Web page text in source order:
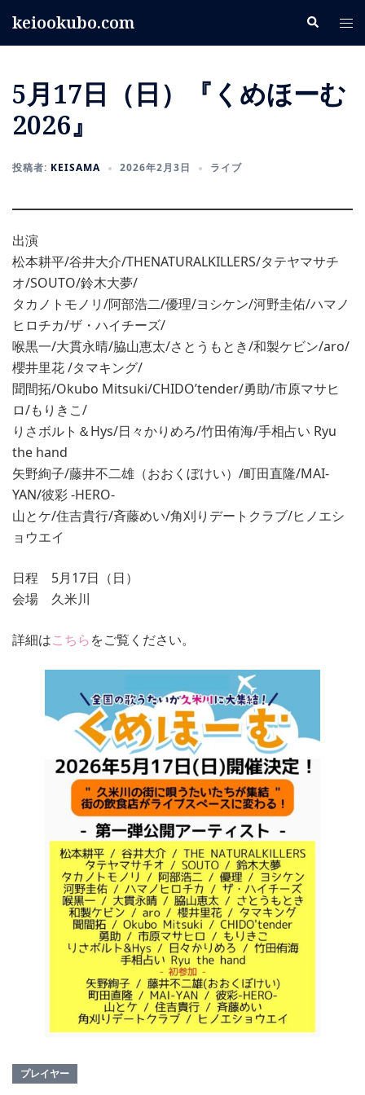
keiookubo.com 検
索
ト
グ
メ
ニ
5月17日（日）『くめほーむ
2026』
投稿者: KEISAMA 2026年2月3日 ライブ
出演
松本耕平/谷井大介/THENATURALKILLERS/タテヤマサチ
オ/SOUTO/鈴木大夢/
タカノトモノリ/阿部浩二/優理/ヨシケン/河野圭佑/ハマノ
ヒロチカ/ザ・ハイチーズ/
喉黒一/大貫永晴/脇山恵太/さとうもとき/和製ケビン/aro/
櫻井里花 /タマキング/
聞間拓/Okubo Mitsuki/CHIDO’tender/勇助/市原マサヒ
ロ/もりきこ/
りさボルト＆Hys/日々かりめろ/竹田侑海/手相占い Ryu
the hand
矢野絢子/藤井不二雄（おおくぼけい）/町田直隆/MAI-
YAN/彼彩 -HERO-
山とケ/住吉貴行/斉藤めい/角刈りデートクラブ/ヒノエシ
ョウエイ
日程 5月17日（日）
会場 久米川
詳細はこちらをご覧ください。
プレイヤー